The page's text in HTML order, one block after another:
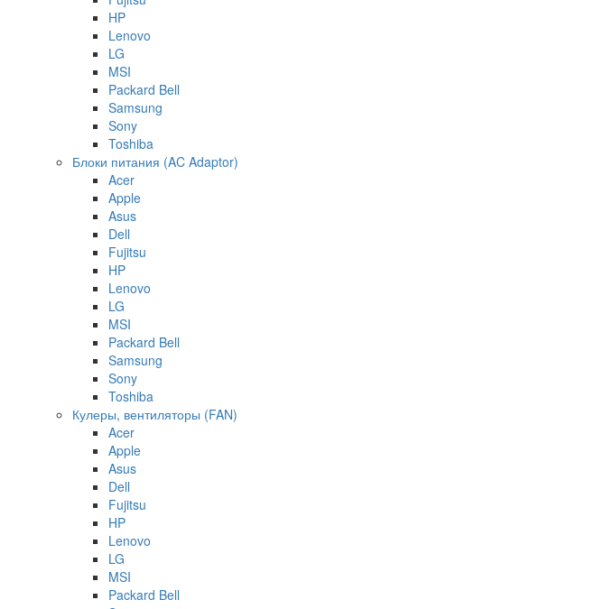
HP
Lenovo
LG
MSI
Packard Bell
Samsung
Sony
Toshiba
Блоки питания (AC Adaptor)
Acer
Apple
Asus
Dell
Fujitsu
HP
Lenovo
LG
MSI
Packard Bell
Samsung
Sony
Toshiba
Кулеры, вентиляторы (FAN)
Acer
Apple
Asus
Dell
Fujitsu
HP
Lenovo
LG
MSI
Packard Bell